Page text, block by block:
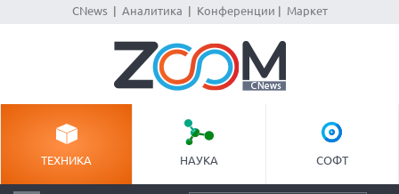
CNews| Аналитика Конференции Маркет
ТЕХНИКА НАУКА СОФТ